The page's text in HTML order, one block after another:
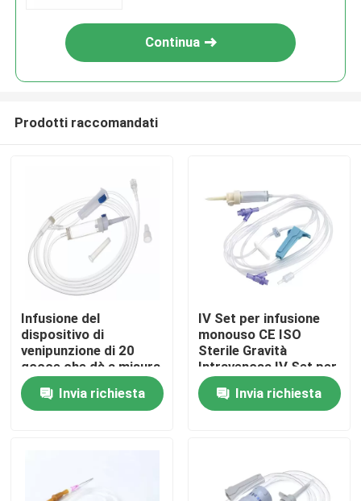
Casa.
Prodotti
Video
Continua
Prodotti raccomandati
Infusione del
dispositivo di
venipunzione di 20
gocce che dà a misura
stabilita Hd sangue
sottocutaneo
infusione medica del
Invia richiesta
IV Set per infusione
monouso CE ISO
Sterile Gravità
Intravenosa IV Set per
infusione
Invia richiesta